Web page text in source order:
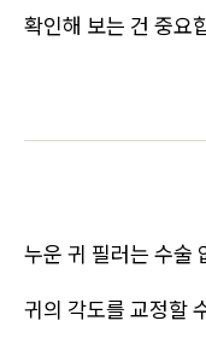
확인해 보는 건 중요
누운 귀 필러는 수술
귀의 각도를 교정할